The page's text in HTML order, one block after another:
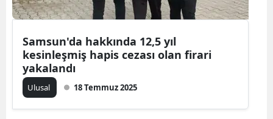
Samsun'da hakkında 12,5 yıl
kesinleşmiş hapis cezası olan firari
yakalandı
Ulusal 18 Temmuz 2025